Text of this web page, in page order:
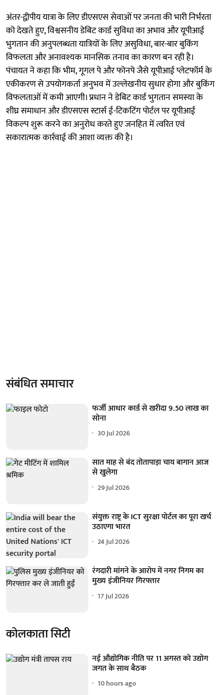
अंतर-द्वीपीय यात्रा के लिए डीएसएस सेवाओं पर जनता की भारी निर्भरता
को देखते हुए, विश्वसनीय डेबिट कार्ड सुविधा का अभाव और यूपीआई
भुगतान की अनुपलब्धता यात्रियों के लिए असुविधा, बार-बार बुकिंग
विफलता और अनावश्यक मानसिक तनाव का कारण बन रही है।
पंचायत ने कहा कि भीम, गूगल पे और फोनपे जैसे यूपीआई प्लेटफॉर्म के
एकीकरण से उपयोगकर्ता अनुभव में उल्लेखनीय सुधार होगा और बुकिंग
विफलताओं में कमी आएगी। प्रधान ने डेबिट कार्ड भुगतान समस्या के
शीघ्र समाधान और डीएसएस स्टार्स ई-टिकटिंग पोर्टल पर यूपीआई
विकल्प शुरू करने का अनुरोध करते हुए जनहित में त्वरित एवं
सकारात्मक कार्रवाई की आशा व्यक्त की है।
संबंधित समाचार
फर्जी आधार कार्ड से खरीदा 9.50 लाख का
सोना
30 Jul 2026
सात माह से बंद तोतापाड़ा चाय बागान आज
से खुलेगा
29 Jul 2026
संयुक्त राष्ट्र के ICT सुरक्षा पोर्टल का पूरा खर्च
उठाएगा भारत
24 Jul 2026
रंगदारी मांगने के आरोप में नगर निगम का
मुख्य इंजीनियर गिरफ्तार
17 Jul 2026
कोलकाता सिटी
नई औद्योगिक नीति पर 11 अगस्त को उद्योग
जगत के साथ बैठक
10 hours ago